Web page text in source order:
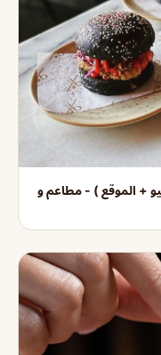
+ الموقع ) - مطاعم و